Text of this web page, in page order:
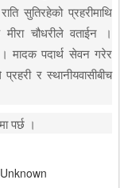
सुतिरहेको प्रहरीमाथि
मीरा चौधरीले वताईन ।
पदार्थ सेवन गरेर
र स्थानीयवासीबीच
पर्छ ।